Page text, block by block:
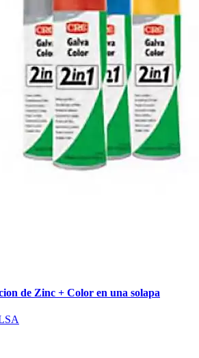
de Zinc + Color en una solapa